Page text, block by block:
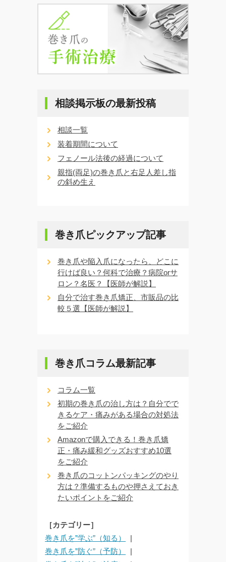
相談掲示板の最新投稿
相談一覧
装着期間について
フェノール法後の経過について
親指(両足)の巻き爪と右足人差し指
の斜め生え
巻き爪ピックアップ記事
巻き爪や陥入爪になったら、どこに
行けば良い？何科で治療？病院orサ
ロン？名医？【医師が解説】
自分で治す巻き爪矯正、市販品の比
較５選【医師が解説】
巻き爪コラム最新記事
コラム一覧
初期の巻き爪の治し方は？自分でで
きるケア・痛みがある場合の対処法
をご紹介
Amazonで購入できる！巻き爪矯
正・痛み緩和グッズおすすめ10選
をご紹介
巻き爪のコットンパッキングのやり
方は？準備するものや押さえておき
たいポイントをご紹介
［カテゴリー］
巻き爪を”学ぶ”（知る）
巻き爪を”防ぐ”（予防）